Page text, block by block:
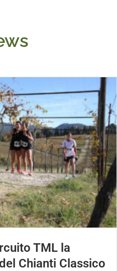
TML la
Chianti Classico